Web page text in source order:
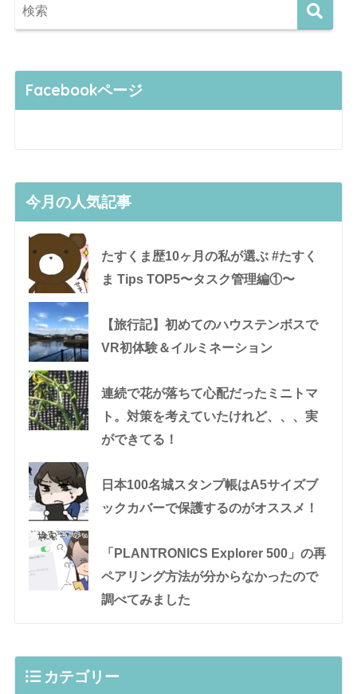
Facebookページ
今月の人気記事
たすくま歴10ヶ月の私が選ぶ #たすく
ま Tips TOP5〜タスク管理編①〜
【旅行記】初めてのハウステンボスで
VR初体験＆イルミネーション
連続で花が落ちて心配だったミニトマ
ト。対策を考えていたけれど、、、実
ができてる！
日本100名城スタンプ帳はA5サイズブ
ックカバーで保護するのがオススメ！
「PLANTRONICS Explorer 500」の再
ペアリング方法が分からなかったので
調べてみました
カテゴリー